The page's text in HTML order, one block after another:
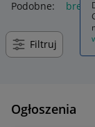
Podobne:
Filtruj
Ogłoszenia